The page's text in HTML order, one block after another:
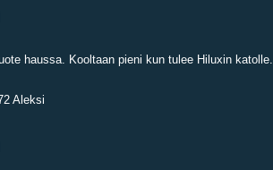
haussa. Kooltaan pieni kun tulee Hiluxin
Aleksi